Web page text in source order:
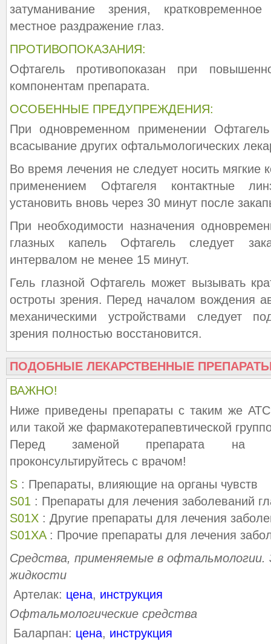
затуманивание зрения,
местное раздражение глаз.
ПРОТИВОПОКАЗАНИЯ:
Офтагель противопоказан при
компонентам препарата.
ОСОБЕННЫЕ ПРЕДУПРЕЖДЕНИЯ:
При одновременном применении Офтагель
всасывание других офтальмологических
Во время лечения не следует носить мягкие
применением Офтагеля контактные
установить вновь через 30 минут после
При необходимости назначения
глазных капель Офтагель следует
интервалом не менее 15 минут.
Гель глазной Офтагель может вызывать
остроты зрения. Перед началом вождения
механическими устройствами следует
зрения полностью восстановится.
ПОДОБНЫЕ ЛЕКАРСТВЕННЫЕ
ВАЖНО!
Ниже приведены препараты с таким же
или такой же фармакотерапевтической
Перед заменой препарата на
проконсультируйтесь с врачом!
S : Препараты, влияющие на органы чувств
S01 : Препараты для лечения заболеваний
S01X : Другие препараты для лечения
S01XA: Прочие препараты для лечения
Средства, применяемые в офтальмологии.
жидкости
Артелак: цена, инструкция
Офтальмологические средства
Баларпан: цена, инструкция